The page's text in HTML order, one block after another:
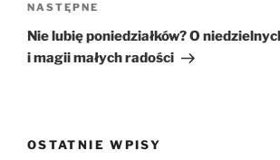
Następny
wpis
NASTĘPNE
Nie lubię poniedziałków? O
i magii małych radości
OSTATNIE WPISY